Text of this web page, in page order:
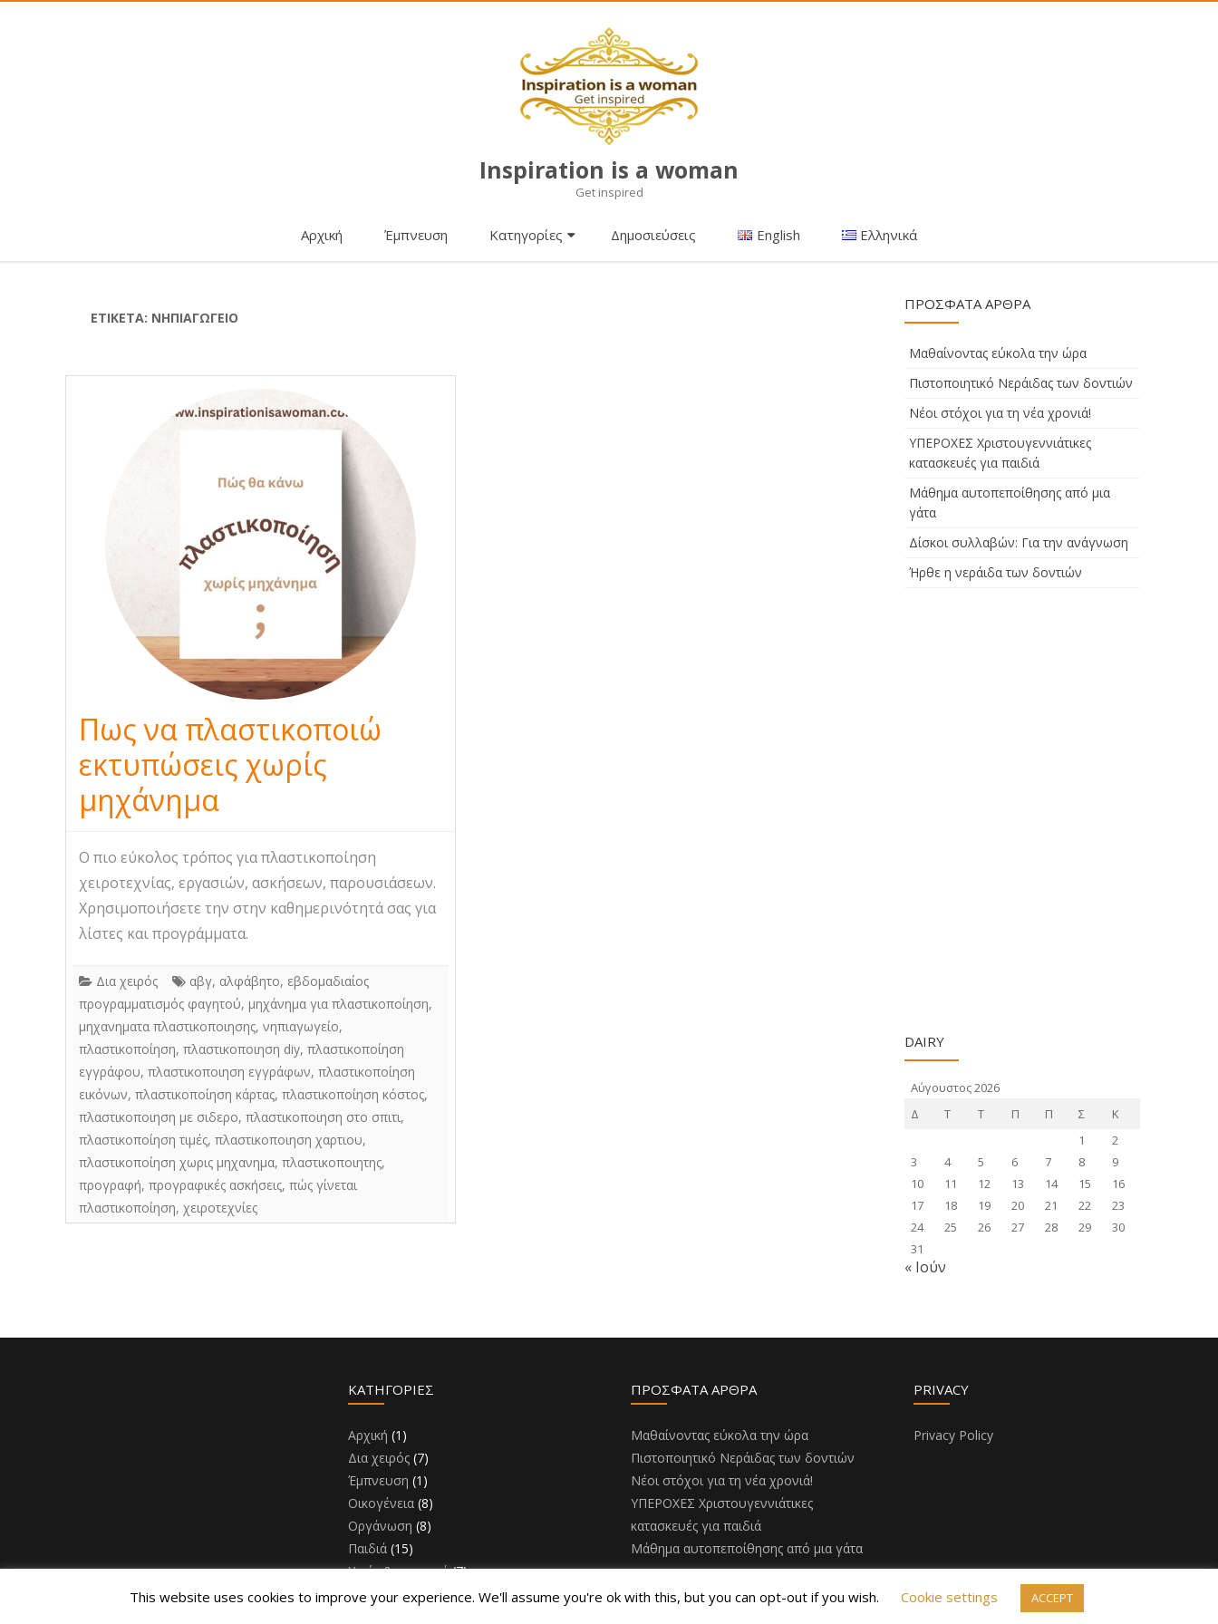
Inspiration is a woman
Get inspired
σε
περιεχόμενο
Αρχική Έμπνευση Κατηγορίες Δημοσιεύσεις English Ελληνικά
ΕΤΙΚΈΤΑ: ΝΗΠΙΑΓΩΓΕΊΟ
Πως να πλαστικοποιώ
εκτυπώσεις χωρίς
μηχάνημα
Ο πιο εύκολος τρόπος για πλαστικοποίηση
χειροτεχνίας, εργασιών, ασκήσεων, παρουσιάσεων.
Χρησιμοποιήσετε την στην καθημερινότητά σας για
λίστες και προγράμματα.
Δια χειρός αβγ, αλφάβητο, εβδομαδιαίος
προγραμματισμός φαγητού, μηχάνημα για πλαστικοποίηση,
μηχανηματα πλαστικοποιησης, νηπιαγωγείο,
πλαστικοποίηση, πλαστικοποιηση diy, πλαστικοποίηση
εγγράφου, πλαστικοποιηση εγγράφων, πλαστικοποίηση
εικόνων, πλαστικοποίηση κάρτας, πλαστικοποίηση κόστος,
πλαστικοποιηση με σιδερο, πλαστικοποιηση στο σπιτι,
πλαστικοποίηση τιμές, πλαστικοποιηση χαρτιου,
πλαστικοποίηση χωρις μηχανημα, πλαστικοποιητης,
προγραφή, προγραφικές ασκήσεις, πώς γίνεται
πλαστικοποίηση, χειροτεχνίες
ΠΡΌΣΦΑΤΑ ΆΡΘΡΑ
Μαθαίνοντας εύκολα την ώρα
Πιστοποιητικό Νεράιδας των δοντιών
Νέοι στόχοι για τη νέα χρονιά!
ΥΠΕΡΟΧΕΣ Χριστουγεννιάτικες
κατασκευές για παιδιά
Μάθημα αυτοπεποίθησης από μια
γάτα
Δίσκοι συλλαβών: Για την ανάγνωση
Ήρθε η νεράιδα των δοντιών
DAIRY
Αύγουστος 2026
Δ
Τ Τ Π Π Σ
Κ
1
2
3
4 5 6 7 8
9
10
11 12 13 14 15
16
17
18 19 20 21 22
23
24
25 26 27 28 29
30
31
« Ιούν
KΑΤΗΓΟΡΊΕΣ
Αρχική (1)
Δια χειρός (7)
Έμπνευση (1)
Οικογένεια (8)
Οργάνωση (8)
Παιδιά (15)
Υγεία & ομορφιά(7)
ΠΡΌΣΦΑΤΑ ΆΡΘΡΑ
Μαθαίνοντας εύκολα την ώρα
Πιστοποιητικό Νεράιδας των δοντιών
Νέοι στόχοι για τη νέα χρονιά!
ΥΠΕΡΟΧΕΣ Χριστουγεννιάτικες
κατασκευές για παιδιά
Μάθημα αυτοπεποίθησης από μια γάτα
PRIVACY
Privacy Policy
This website uses cookies to improve your experience. We'll assume you're ok with this, but you can opt-out if you wish. Cookie settings ACCEPT